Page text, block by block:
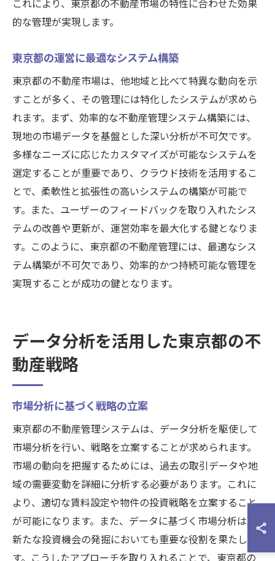
これにより、東京都の不動産市場の特性に合わせた効果
的な管理が実現します。
東京都の運営に最適なシステム構築
東京都の不動産市場は、他地域と比べて特異な動向を示
すことが多く、その管理には特化したシステムが求めら
れます。まず、効率的な不動産管理システム構築には、
現地の市場データを基盤とした深い分析が不可欠です。
多様なニーズに応じたカスタマイズが可能なシステムを
選定することが重要であり、クラウド技術を活用するこ
とで、柔軟性と拡張性の高いシステムの構築が可能で
す。また、ユーザーのフィードバックを取り入れたシス
テムの改善や更新が、運営効率を最大化する鍵となりま
す。このように、東京都の不動産管理には、最適なシス
テム構築が不可欠であり、効率的かつ持続可能な管理を
実現することが成功の鍵となります。
データ分析を活用した東京都の不
動産戦略
市場分析に基づく戦略の立案
東京都の不動産管理システムは、データ分析を駆使して
市場分析を行い、戦略を立案することが求められます。
市場の動向を把握するためには、過去の取引データや地
域の需要変動を詳細に分析する必要があります。これに
より、適切な賃料設定や物件の投資戦略を立案すること
が可能になります。また、データに基づく市場分析は、
新たな投資機会の発掘においても重要な役割を果たしま
す。こうしたアプローチを取り入れることで、東京都の